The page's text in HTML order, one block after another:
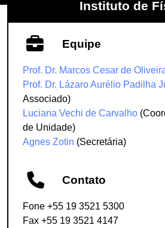
Instituto de
Equipe
Prof. Dr. Marcos Cesar de
Prof. Dr. Lázaro Aurélio Padilha
Associado)
Luciana Vechi de Carvalho
de Unidade)
Agnes Zotin (Secretária)
Contato
Fone +55 19 3521 5300
Fax +55 19 3521 4147